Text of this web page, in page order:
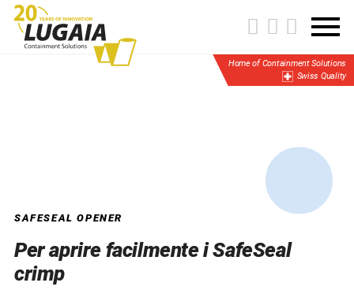
Home of Containment Solutions
Swiss Quality
SAFESEAL OPENER
Per aprire facilmente i SafeSeal
crimp